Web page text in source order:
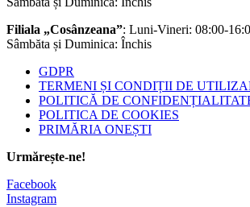
Filiala „Cosânzeana”: Luni-Vineri: 08:00-
Sâmbăta și Duminica: Închis
GDPR
TERMENI ȘI CONDIȚII DE
POLITICĂ DE
POLITICA DE COOKIES
PRIMĂRIA ONEȘTI
Urmărește-ne!
Facebook
Instagram